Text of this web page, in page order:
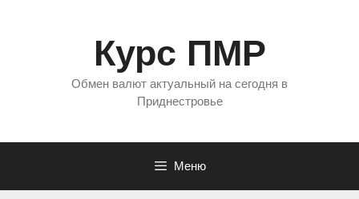
Курс ПМР
Обмен валют актуальный на сегодня в
Приднестровье
Меню